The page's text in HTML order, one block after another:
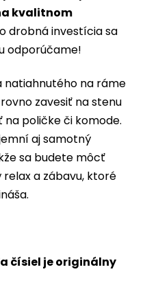
kvalitnom
drobná investícia sa
odporúčame!
na ráme
zavesiť na stenu
poličke či komode.
aj samotný
sa budete môcť
a zábavu, ktoré
čísiel je originálny